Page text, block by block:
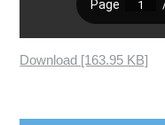
Download [163.95 KB]